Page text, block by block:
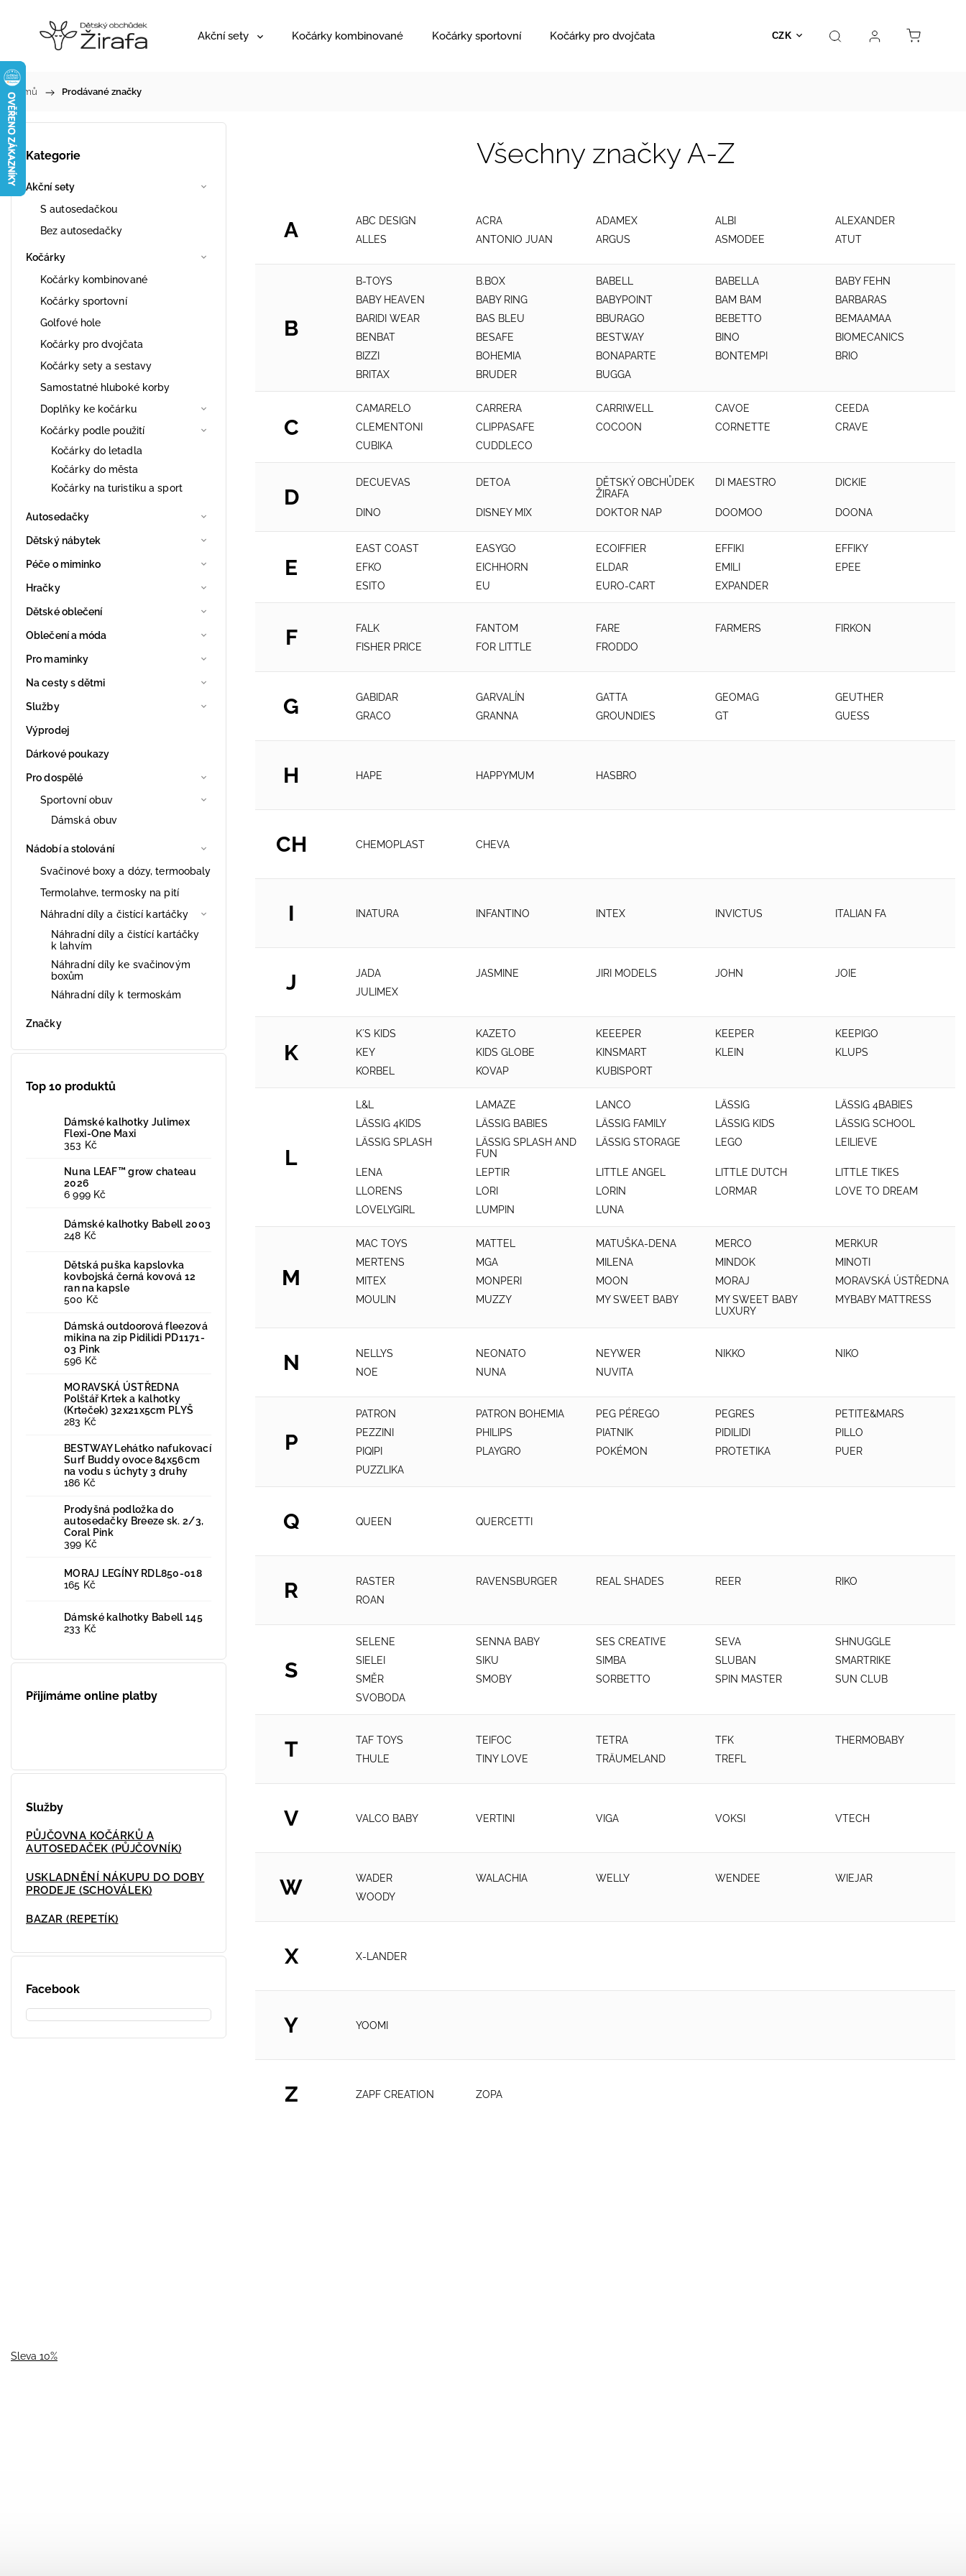
CZK
Akční sety Kočárky kombinované Kočárky sportovní Kočárky pro dvojčata Hračky Prodejna Kontakt
Domů / Prodávané značky
Kategorie
Akční sety
S autosedačkou
Bez autosedačky
Kočárky
Kočárky kombinované
Kočárky sportovní
Golfové hole
Kočárky pro dvojčata
Kočárky sety a sestavy
Samostatné hluboké korby
Doplňky ke kočárku
Kočárky podle použití
Kočárky do letadla
Kočárky do města
Kočárky na turistiku a sport
Autosedačky
Dětský nábytek
Péče o miminko
Hračky
Dětské oblečení
Oblečení a móda
Pro maminky
Na cesty s dětmi
Služby
Výprodej
Dárkové poukazy
Pro dospělé
Sportovní obuv
Dámská obuv
Nádobí a stolování
Svačinové boxy a dózy, termoobaly
Termolahve, termosky na pití
Náhradní díly a čistící kartáčky
Náhradní díly a čistící kartáčky
k lahvím
Náhradní díly ke svačinovým
boxům
Náhradní díly k termoskám
Značky
Top 10 produktů
Dámské kalhotky Julimex
Flexi-One Maxi
353 Kč
Nuna LEAF™ grow chateau
2026
6 999 Kč
Dámské kalhotky Babell 2003
248 Kč
Dětská puška kapslovka
kovbojská černá kovová 12
ran na kapsle
500 Kč
Dámská outdoorová fleezová
mikina na zip Pidilidi PD1171-
03 Pink
596 Kč
MORAVSKÁ ÚSTŘEDNA
Polštář Krtek a kalhotky
(Krteček) 32x21x5cm PLYŠ
283 Kč
BESTWAY Lehátko nafukovací
Surf Buddy ovoce 84x56cm
na vodu s úchyty 3 druhy
186 Kč
Prodyšná podložka do
autosedačky Breeze sk. 2/3,
Coral Pink
399 Kč
MORAJ LEGÍNY RDL850-018
165 Kč
Dámské kalhotky Babell 145
233 Kč
Přijímáme online platby
Služby
PŮJČOVNA KOČÁRKŮ A
AUTOSEDAČEK (PŮJČOVNÍK)
USKLADNĚNÍ NÁKUPU DO DOBY
PRODEJE (SCHOVÁLEK)
BAZAR (REPETÍK)
Facebook
Sleva 10%
Všechny značky A-Z
A ABC DESIGN ACRA ADAMEX ALBI
ALEXANDER
ALLES
ANTONIO JUAN ARGUS ASMODEE ATUT
B
B-TOYS B.BOX BABELL BABELLA
BABY FEHN
BABY HEAVEN
BABY RING BABYPOINT BAM BAM
BARBARAS
BARIDI WEAR
BAS BLEU BBURAGO BEBETTO
BEMAAMAA
BENBAT
BESAFE BESTWAY BINO
BIOMECANICS
BIZZI
BOHEMIA BONAPARTE BONTEMPI
BRIO
BRITAX
BRUDER BUGGA
C
CAMARELO CARRERA CARRIWELL CAVOE
CEEDA
CLEMENTONI
CLIPPASAFE COCOON CORNETTE
CRAVE
CUBIKA
CUDDLECO
D
DECUEVAS DETOA
DĚTSKÝ OBCHŮDEK
ŽIRAFA
DI MAESTRO DICKIE
DINO DISNEY MIX DOKTOR NAP DOOMOO DOONA
E
EAST COAST EASYGO ECOIFFIER EFFIKI
EFFIKY
EFKO
EICHHORN ELDAR EMILI
EPEE
ESITO
EU EURO-CART EXPANDER
F FALK FANTOM FARE FARMERS
FIRKON
FISHER PRICE
FOR LITTLE FRODDO
G GABIDAR GARVALÍN GATTA GEOMAG
GEUTHER
GRACO
GRANNA GROUNDIES GT GUESS
H HAPE HAPPYMUM HASBRO
CH CHEMOPLAST CHEVA
I INATURA INFANTINO INTEX INVICTUS ITALIAN FA
J JADA JASMINE JIRI MODELS JOHN
JOIE
JULIMEX
K
K´S KIDS KAZETO KEEEPER KEEPER
KEEPIGO
KEY
KIDS GLOBE KINSMART KLEIN
KLUPS
KORBEL
KOVAP KUBISPORT
L
L&L LAMAZE LANCO LÄSSIG
LÄSSIG 4BABIES
LÄSSIG 4KIDS
LÄSSIG BABIES LÄSSIG FAMILY LÄSSIG KIDS
LÄSSIG SCHOOL
LÄSSIG SPLASH
LÄSSIG SPLASH AND
FUN
LÄSSIG STORAGE LEGO LEILIEVE
LENA LEPTIR LITTLE ANGEL LITTLE DUTCH
LITTLE TIKES
LLORENS
LORI LORIN LORMAR
LOVE TO DREAM
LOVELYGIRL
LUMPIN LUNA
M
MAC TOYS MATTEL MATUŠKA-DENA MERCO
MERKUR
MERTENS
MGA MILENA MINDOK
MINOTI
MITEX
MONPERI MOON MORAJ
MORAVSKÁ ÚSTŘEDNA
MOULIN
MUZZY MY SWEET BABY
MY SWEET BABY
LUXURY
MYBABY MATTRESS
N NELLYS NEONATO NEYWER NIKKO
NIKO
NOE
NUNA NUVITA
P
PATRON PATRON BOHEMIA PEG PÉREGO PEGRES
PETITE&MARS
PEZZINI
PHILIPS PIATNIK PIDILIDI
PILLO
PIQIPI
PLAYGRO POKÉMON PROTETIKA
PUER
PUZZLIKA
Q QUEEN QUERCETTI
R RASTER RAVENSBURGER REAL SHADES REER
RIKO
ROAN
S
SELENE SENNA BABY SES CREATIVE SEVA
SHNUGGLE
SIELEI
SIKU SIMBA SLUBAN
SMARTRIKE
SMĚR
SMOBY SORBETTO SPIN MASTER
SUN CLUB
SVOBODA
T TAF TOYS TEIFOC TETRA TFK
THERMOBABY
THULE
TINY LOVE TRÄUMELAND TREFL
V VALCO BABY VERTINI VIGA VOKSI VTECH
W WADER WALACHIA WELLY WENDEE
WIEJAR
WOODY
X X-LANDER
Y YOOMI
Z ZAPF CREATION ZOPA